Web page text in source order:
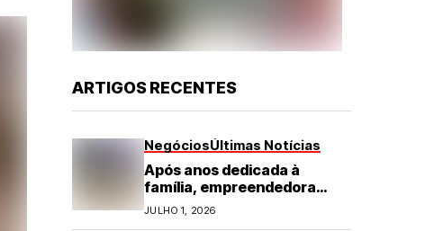
ARTIGOS RECENTES
NegóciosÚltimas Notícias
Após anos dedicada à
família, empreendedora
transforma franquia de
turismo em negócio de
JULHO 1, 2026